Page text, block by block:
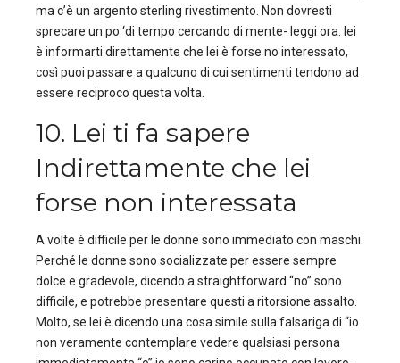
ma c’è un argento sterling rivestimento. Non dovresti
sprecare un po ‘di tempo cercando di mente- leggi ora: lei
è informarti direttamente che lei è forse no interessato,
così puoi passare a qualcuno di cui sentimenti tendono ad
essere reciproco questa volta.
10. Lei ti fa sapere
Indirettamente che lei
forse non interessata
A volte è difficile per le donne sono immediato con maschi.
Perché le donne sono socializzate per essere sempre
dolce e gradevole, dicendo a straightforward “no” sono
difficile, e potrebbe presentare questi a ritorsione assalto.
Molto, se lei è dicendo una cosa simile sulla falsariga di “io
non veramente contemplare vedere qualsiasi persona